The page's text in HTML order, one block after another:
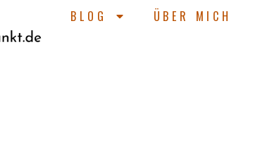
BLOG ÜBER MICH